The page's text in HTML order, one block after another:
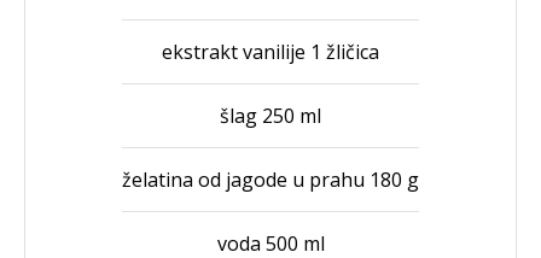
ekstrakt vanilije 1 žličica
šlag 250 ml
želatina od jagode u prahu 180 g
voda 500 ml